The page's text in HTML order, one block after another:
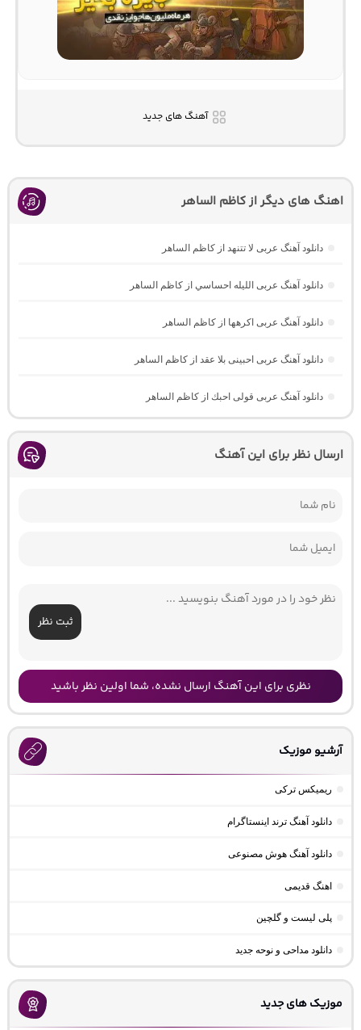
آهنگ های جدید
اهنگ های دیگر از کاظم الساهر
دانلود آهنگ عربی لا تتنهد از کاظم الساهر
دانلود آهنگ عربی اللیله احساسي از کاظم الساهر
دانلود آهنگ عربی اکرهها از کاظم الساهر
دانلود آهنگ عربی احبینی بلا عقد از کاظم الساهر
دانلود آهنگ عربی قولی احبك از کاظم الساهر
ارسال نظر برای این آهنگ
ثبت نظر
نظری برای این آهنگ ارسال نشده، شما اولین نظر باشید
آرشیو موزیک
ریمیکس ترکی
دانلود آهنگ ترند اینستاگرام
دانلود آهنگ هوش مصنوعی
اهنگ قدیمی
پلی لیست و گلچین
دانلود مداحی و نوحه جدید
موزیک های جدید